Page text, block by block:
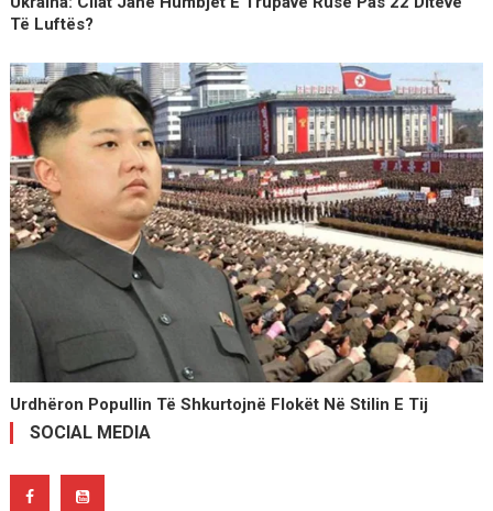
Të Luftës?
Urdhëron Popullin Të Shkurtojnë Flokët Në Stilin E Tij
SOCIAL MEDIA